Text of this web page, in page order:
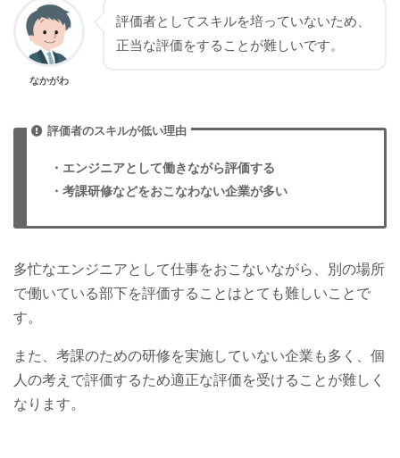
なかがわ
評価者としてスキルを培っていないため、
正当な評価をすることが難しいです。
評価者のスキルが低い理由
・エンジニアとして働きながら評価する
・考課研修などをおこなわない企業が多い
多忙なエンジニアとして仕事をおこないながら、別の場所
で働いている部下を評価することはとても難しいことで
す。
また、考課のための研修を実施していない企業も多く、個
人の考えで評価するため適正な評価を受けることが難しく
なります。